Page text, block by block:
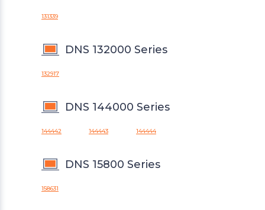
131339
DNS 132000 Series
132917
DNS 144000 Series
144442 144443 144444
DNS 15800 Series
158631